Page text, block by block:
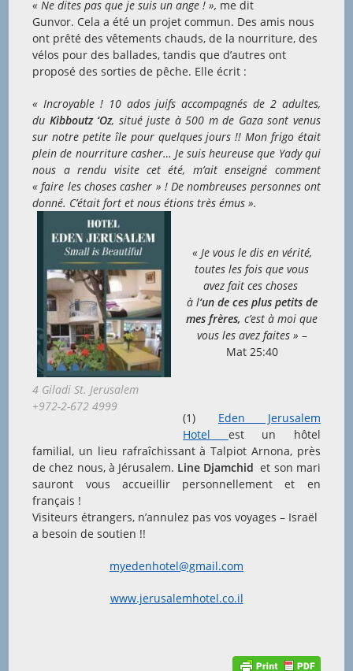
« Ne dites pas que je suis un ange ! », me dit
Gunvor. Cela a été un projet commun. Des amis nous
ont prêté des vêtements chauds, de la nourriture, des
vélos pour des ballades, tandis que d’autres ont
proposé des sorties de pêche. Elle écrit :
« Incroyable ! 10 ados juifs accompagnés de 2 adultes,
du Kibboutz ‘Oz, situé juste à 500 m de Gaza sont venus
sur notre petite île pour quelques jours !! Mon frigo était
plein de nourriture casher… Je suis heureuse que Yady qui
nous a rendu visite cet été, m’ait enseigné comment
« faire les choses casher » ! De nombreuses personnes ont
donné. C’était fort et nous étions très émus ».
4 Giladi St. Jerusalem
+972-2-672 4999
« Je vous le dis en vérité,
toutes les fois que vous
avez fait ces choses
à l‘un de ces plus petits de
mes frères, c’est à moi que
vous les avez faites » –
Mat 25:40
(1) Eden Jerusalem
Hotel est un hôtel
familial, un lieu rafraîchissant à Talpiot Arnona, près
de chez nous, à Jérusalem. Line Djamchidet son mari
sauront vous accueillir personnellement et en
français !
Visiteurs étrangers, n’annulez pas vos voyages – Israël
a besoin de soutien !!
myedenhotel@gmail.com
www.jerusalemhotel.co.il